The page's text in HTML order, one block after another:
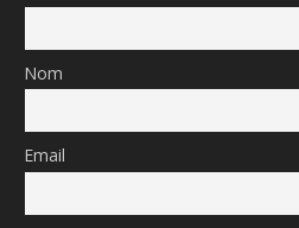
Nom
Email